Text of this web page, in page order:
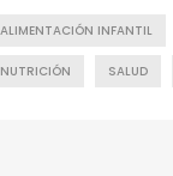
ALIMENTACIÓN INFANTIL
NUTRICIÓN SALUD